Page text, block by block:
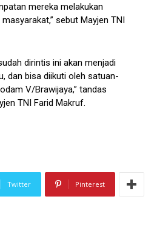
mereka melakukan
sebut Mayjen TNI
dirintis ini akan menjadi
dan bisa diikuti oleh satuan-
V/Brawijaya,” tandas
TNI Farid Makruf.
Twitter Pinterest